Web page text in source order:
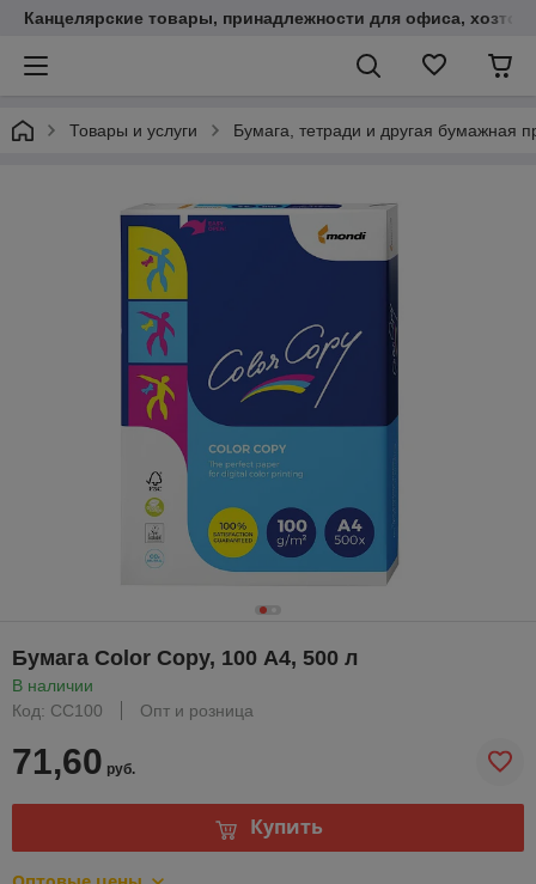
Канцелярские товары, принадлежности для офиса,
Товары и услуги Бумага, тетради и другая бумажная
Бумага Color Copy, 100 А4, 500 л
В наличии
Код: CC100
Опт и розница
71,60 руб.
Купить